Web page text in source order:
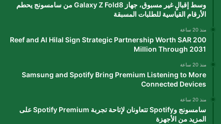
وسط إقبالٍ غير مسبوق، جهاز Galaxy Z Fold8 من سامسونج يحطم
الأرقام القياسية للطلبات المسبقة
منذ 20 ساعة
Reef and Al Hilal Sign Strategic Partnership Worth SAR 200
Million Through 2031
منذ 20 ساعة
Samsung and Spotify Bring Premium Listening to More
Connected Devices
منذ 20 ساعة
سامسونج وSpotify تتعاونان لإتاحة تجربة Spotify Premium على
المزيد من الأجهزة